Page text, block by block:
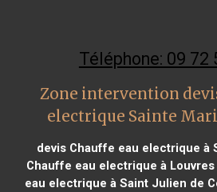
Téléphone: 09 72
Zone intervention
electrique Sainte
devis Chauffe eau electrique à
Chauffe eau electrique à Louvres
eau electrique à Saint Julien de